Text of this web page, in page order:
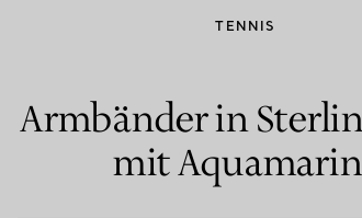
Tiffany-Diamantenexperten.
TENNIS
Armbänder in
mit